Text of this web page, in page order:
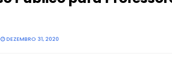
DEZEMBRO 31, 2020